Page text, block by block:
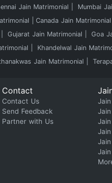
Jain Matrimonial Mumbai
Canada Jain Matrimonial
Gujarat Jain Matrimonial Goa
Khandelwal Jain
Jain Matrimonial
Contact
Contact Us
Send Feedback
Partner with Us